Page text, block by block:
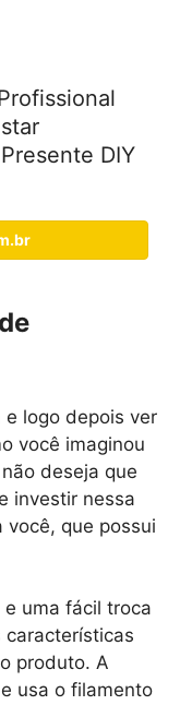
DIY
e logo depois ver
você imaginou
deseja que
investir nessa
você, que possui
uma fácil troca
produto. A
usa o filamento